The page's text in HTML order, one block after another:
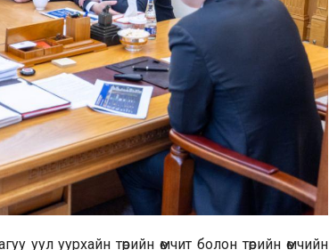
уул уурхайн төрийн өмчит болон төрийн өмчийн